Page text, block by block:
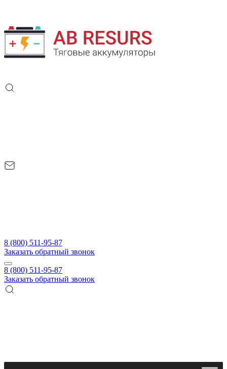
8 (800) 511-95-87
Заказать обратный звонок
8 (800) 511-95-87
Заказать обратный звонок